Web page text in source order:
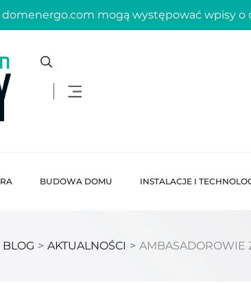
domenergo.com mogą występować wpisy o
BUDOWA DOMU INSTALACJE I
BLOG > AKTUALNOŚCI > AMBASADOROWIE